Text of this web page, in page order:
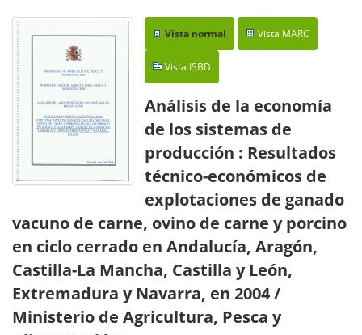
Vista normal Vista MARC
Vista ISBD
Análisis de la economía
de los sistemas de
producción : Resultados
técnico-económicos de
explotaciones de ganado
vacuno de carne, ovino de carne y porcino
en ciclo cerrado en Andalucía, Aragón,
Castilla-La Mancha, Castilla y León,
Extremadura y Navarra, en 2004/
Ministerio de Agricultura, Pesca y